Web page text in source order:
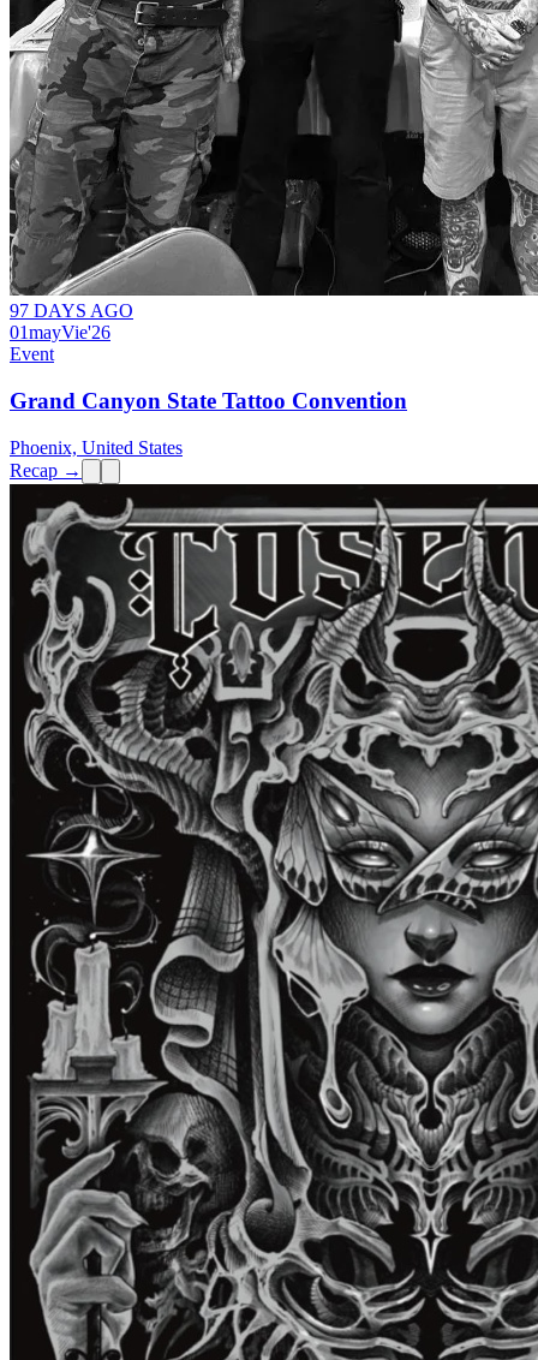
97 DAYS AGO
01mayVie'26
Event
Grand Canyon State Tattoo Convention
Phoenix, United States
Recap →